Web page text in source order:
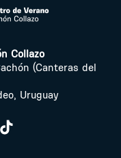
Collazo
(Canteras del
Uruguay